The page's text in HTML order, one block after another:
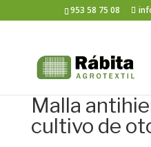
953 58 75 08
Malla
cultivo de